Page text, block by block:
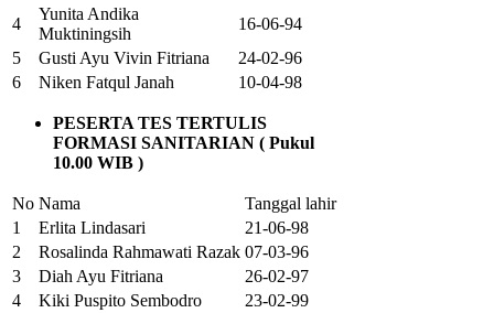
4
Yunita Andika
Muktiningsih
16-06-94
5
Gusti Ayu Vivin Fitriana
24-02-96
6
Niken Fatqul Janah 10-04-98
PESERTA TES TERTULIS
FORMASI SANITARIAN ( Pukul
10.00 WIB )
No Nama
Tanggal lahir
1
Erlita Lindasari
21-06-98
2
Rosalinda Rahmawati Razak 07-03-96
3
Diah Ayu Fitriana
26-02-97
4
Kiki Puspito Sembodro
23-02-99